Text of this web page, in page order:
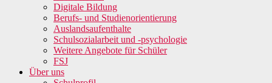
Digitale Bildung
Berufs- und Studienorientierung
Auslandsaufenthalte
Schulsozialarbeit und -psychologie
Weitere Angebote für Schüler
FSJ
Über uns